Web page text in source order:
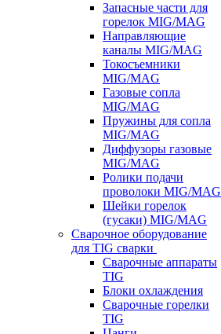
Запасные части для
горелок MIG/MAG
Направляющие
каналы MIG/MAG
Токосъемники
MIG/MAG
Газовые сопла
MIG/MAG
Пружины для сопла
MIG/MAG
Диффузоры газовые
MIG/MAG
Ролики подачи
проволоки MIG/MAG
Шейки горелок
(гусаки) MIG/MAG
Сварочное оборудование
для TIG сварки
Сварочные аппараты
TIG
Блоки охлаждения
Сварочные горелки
TIG